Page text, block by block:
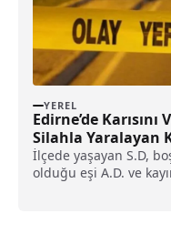
YEREL
Edirne’de
Silahla Yaralayan
Girişiminde
İlçede yaşayan S.D,
olduğu eşi A.D. ve